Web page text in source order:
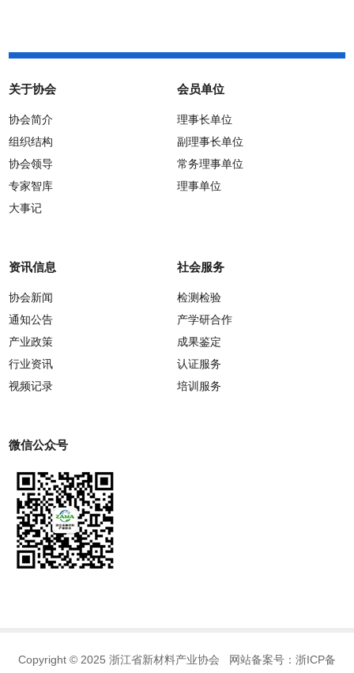
关于协会
协会简介
组织结构
协会领导
专家智库
大事记
会员单位
理事长单位
副理事长单位
常务理事单位
理事单位
资讯信息
协会新闻
通知公告
产业政策
行业资讯
视频记录
社会服务
检测检验
产学研合作
成果鉴定
认证服务
培训服务
微信公众号
Copyright © 2025 浙江省新材料产业协会 网站备案号： 浙ICP备